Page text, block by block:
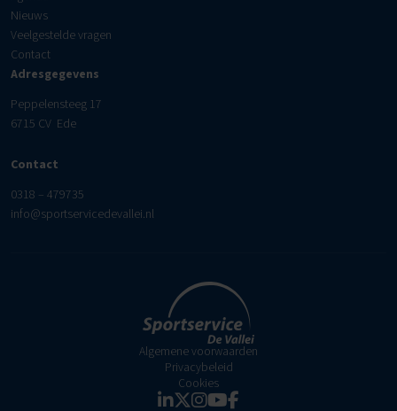
Nieuws
Veelgestelde vragen
Contact
Adresgegevens
Peppelensteeg 17
6715 CV Ede
Contact
0318 – 479735
info@sportservicedevallei.nl
Algemene voorwaarden
Privacybeleid
Cookies